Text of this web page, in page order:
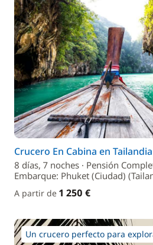
Crucero En Cabina en Tailandia
8 días, 7 noches · Pensión
Embarque: Phuket (Ciudad)
A partir de 1 250 €
Un crucero perfecto para